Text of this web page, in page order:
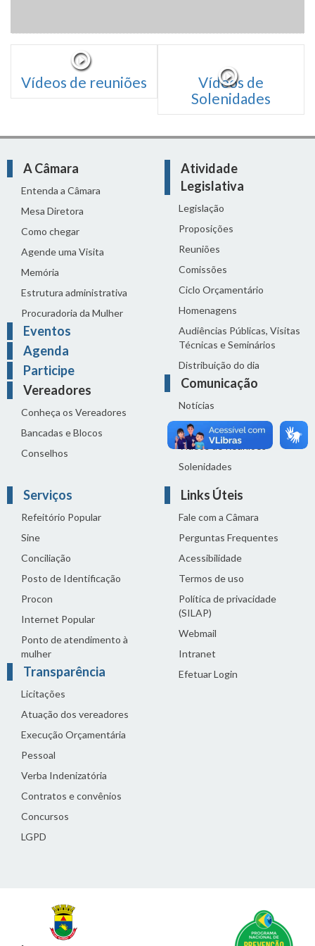
Vídeos de reuniões
Vídeos de
Solenidades
A Câmara
Entenda a Câmara
Mesa Diretora
Como chegar
Agende uma Visita
Memória
Estrutura administrativa
Procuradoria da Mulher
Eventos
Agenda
Participe
Vereadores
Conheça os Vereadores
Bancadas e Blocos
Conselhos
Atividade
Legislativa
Legislação
Proposições
Reuniões
Comissões
Ciclo Orçamentário
Homenagens
Audiências Públicas, Visitas
Técnicas e Seminários
Distribuição do dia
Comunicação
Notícias
Sala de Imprensa
Vídeos de Reuniões
Solenidades
Serviços
Refeitório Popular
Sine
Conciliação
Posto de Identificação
Procon
Internet Popular
Ponto de atendimento à
mulher
Transparência
Licitações
Atuação dos vereadores
Execução Orçamentária
Pessoal
Verba Indenizatória
Contratos e convênios
Concursos
LGPD
Links Úteis
Fale com a Câmara
Perguntas Frequentes
Acessibilidade
Termos de uso
Política de privacidade
(SILAP)
Webmail
Intranet
Efetuar Login